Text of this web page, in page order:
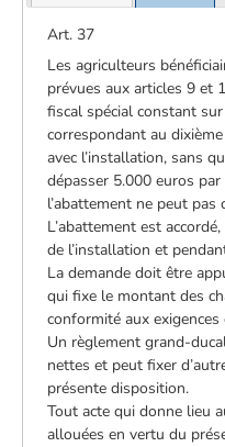
Art. 37
Les agriculteurs
prévues aux articles 9 et
fiscal spécial constant
correspondant au
avec l’installation, sans
dépasser 5.000 euros
l’abattement ne peut pas
L’abattement est
de l’installation et
La demande doit être
qui fixe le montant des
conformité aux exigences
Un règlement grand-
nettes et peut fixer
présente disposition.
Tout acte qui donne lieu
allouées en vertu du